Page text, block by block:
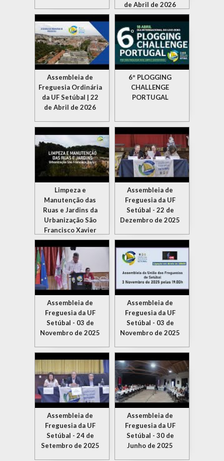
de Abril de 2026
Assembleia de
Freguesia Ordinária
da UF Setúbal | 22
de Abril de 2026
6º PLOGGING
CHALLENGE
PORTUGAL
Limpeza e
Manutenção das
Ruas e Jardins da
Urbanização São
Francisco Xavier
Assembleia de
Freguesia da UF
Setúbal - 22 de
Dezembro de 2025
Assembleia de
Freguesia da UF
Setúbal - 03 de
Novembro de 2025
Assembleia de
Freguesia da UF
Setúbal - 03 de
Novembro de 2025
Assembleia de
Freguesia da UF
Setúbal - 24 de
Setembro de 2025
Assembleia de
Freguesia da UF
Setúbal - 30 de
Junho de 2025